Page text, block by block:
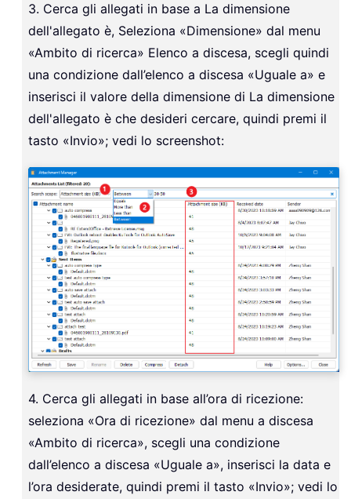
3. Cerca gli allegati in base a La dimensione
dell'allegato è, Seleziona «Dimensione» dal menu
«Ambito di ricerca» Elenco a discesa, scegli quindi
una condizione dall’elenco a discesa «Uguale a» e
inserisci il valore della dimensione di La dimensione
dell'allegato è che desideri cercare, quindi premi il
tasto «Invio»; vedi lo screenshot:
4. Cerca gli allegati in base all’ora di ricezione:
seleziona «Ora di ricezione» dal menu a discesa
«Ambito di ricerca», scegli una condizione
dall’elenco a discesa «Uguale a», inserisci la data e
l’ora desiderate, quindi premi il tasto «Invio»; vedi lo